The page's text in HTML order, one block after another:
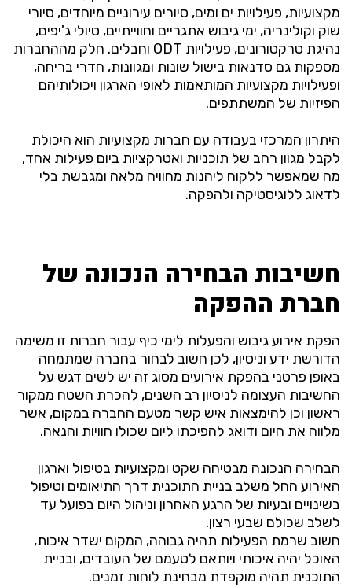
מקצועיות, פעילויות ים ומים, סיורים עירוניים מיוחדים, סיורי
שוק וקולינריה, ימי גיבוש אתגריים וחווייתיים, טיולי ג'יפים,
נהיגת טרקטורונים, פעילויות ODT וחבלים. חלק מההחברות
מספקות גם סדנאות בישול שונות ומגוונות, חדרי בריחה,
ופעילויות מקצועיות המותאמות לאופי הארגון ויכולותיהם
הפיזיות של המשתתפים.
היתרון המרכזי בעבודה עם חברות מקצועיות הוא היכולת
לקבל מגוון רחב של תוכניות ואטרקציות ביום פעילות אחד,
מה שמאפשר ללקוח ליהנות מחוויה מלאה ומגבשת בלי
לדאוג ללוגיסטיקה ולהפקה.
חשיבות הבחירה הנכונה של
חברת ההפקה
הפקת אירוע גיבוש והפעלות לימי כיף עבור חברות זו משימה
הדורשת ידע וניסיון, לכן חשוב לבחור בחברה שמתמחה
באופן פרטני בהפקת אירועים מסוג זה יש לשים דגש על
החשיבות העצומה לניסיון רב השנים, להכרת השטח ממקור
ראשון וכן להימצאות איש קשר מטעם החברה במקום, אשר
מלווה את היום ודואג להפיכתו ליום שכולו חוויות והנאה.
הבחירה הנכונה מבטיחה שקט ומקצועיות בטיפול וארגון
האירוע החל משלב בניית התוכנית דרך התיאומים וטיפול
בשינויים ובעיות של הרגע האחרון וניהול היום בפועל עד
לשלב שכולם שבעי רצון.
חשוב שרמת הפעילות תהיה גבוהה, המקום ישדר איכות,
האוכל יהיה איכותי ויותאם לטעמם של העובדים, ובניית
התוכנית תהיה מוקפדת מבחינת לוחות זמנים.